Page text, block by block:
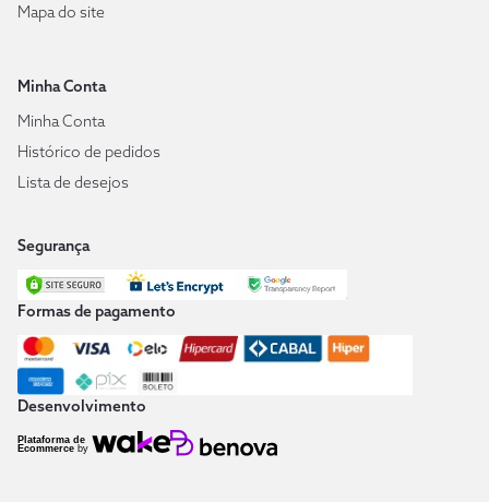
Mapa do site
Minha Conta
Minha Conta
Histórico de pedidos
Lista de desejos
Segurança
Formas de pagamento
Desenvolvimento